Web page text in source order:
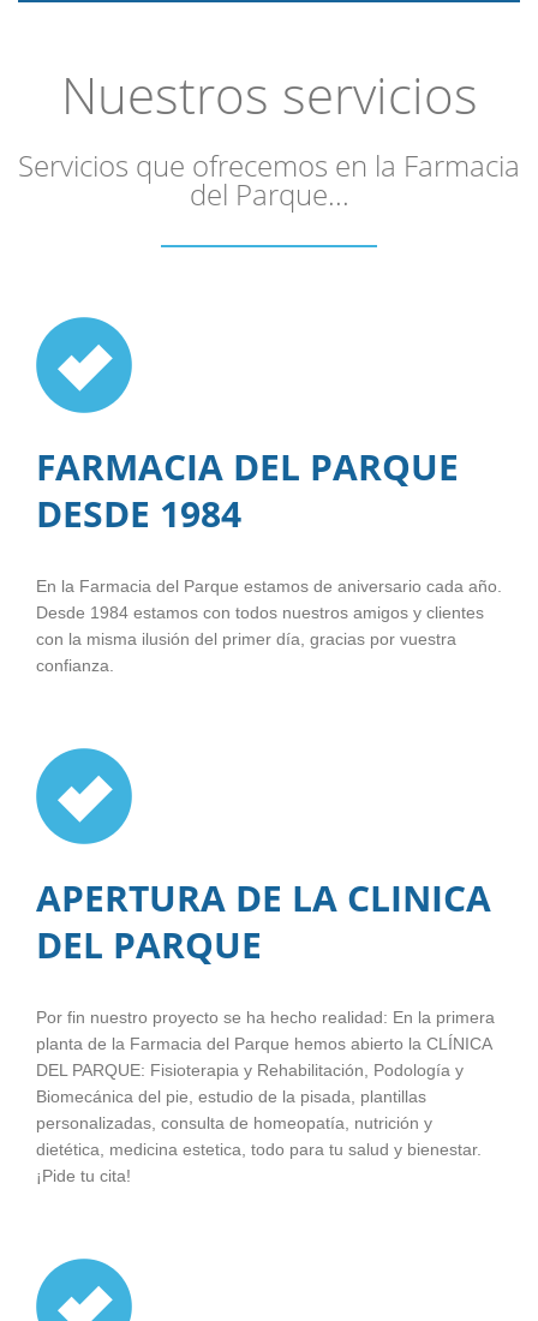
Nuestros servicios
Servicios que ofrecemos en la Farmacia
del Parque...
FARMACIA DEL PARQUE
DESDE 1984
En la Farmacia del Parque estamos de aniversario cada año.
Desde 1984 estamos con todos nuestros amigos y clientes
con la misma ilusión del primer día, gracias por vuestra
confianza.
APERTURA DE LA CLINICA
DEL PARQUE
Por fin nuestro proyecto se ha hecho realidad: En la primera
planta de la Farmacia del Parque hemos abierto la CLÍNICA
DEL PARQUE: Fisioterapia y Rehabilitación, Podología y
Biomecánica del pie, estudio de la pisada, plantillas
personalizadas, consulta de homeopatía, nutrición y
dietética, medicina estetica, todo para tu salud y bienestar.
¡Pide tu cita!